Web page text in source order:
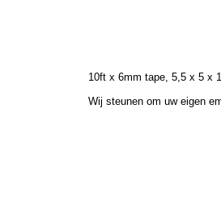
10ft x 6mm tape, 5,5 x 5 x
Wij steunen om uw eigen